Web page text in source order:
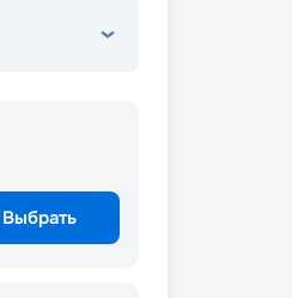
Выбрать